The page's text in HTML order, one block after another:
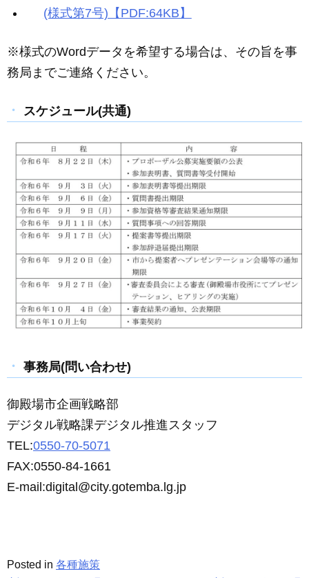
(様式第7号)【PDF:64KB】
※様式のWordデータを希望する場合は、その旨を事
務局までご連絡ください。
スケジュール(共通)
事務局(問い合わせ)
御殿場市企画戦略部
デジタル戦略課デジタル推進スタッフ
TEL:0550-70-5071
FAX:0550-84-1661
E-mail:digital@city.gotemba.lg.jp
Posted in 各種施策